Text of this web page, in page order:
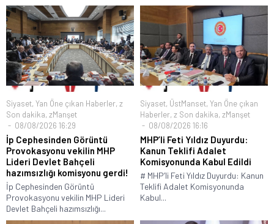
Siyaset, Yan Öne çıkan Haberler, z
Son dakika, zManşet
08/08/2026 16:29
İp Cephesinden Görüntü
Provokasyonu vekilin MHP
Lideri Devlet Bahçeli
hazımsızlığı komisyonu gerdi!
İp Cephesinden Görüntü
Provokasyonu vekilin MHP Lideri
Devlet Bahçeli hazımsızlığı...
Siyaset, ÜstManset, Yan Öne çıkan
Haberler, z Son dakika, zManşet
08/08/2026 16:16
MHP’li Feti Yıldız Duyurdu:
Kanun Teklifi Adalet
Komisyonunda Kabul Edildi
# MHP’li Feti Yıldız Duyurdu: Kanun
Teklifi Adalet Komisyonunda
Kabul...